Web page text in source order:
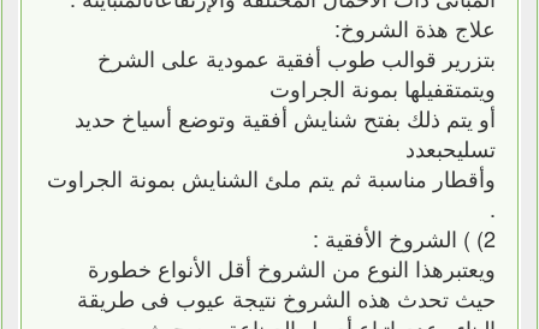
علاج هذة الشروخ:
بتزرير قوالب طوب أفقية عمودية على الشرخ
ويتمتقفيلها بمونة الجراوت
أو يتم ذلك بفتح شنايش أفقية وتوضع أسياخ حديد
تسليحبعدد
وأقطار مناسبة ثم يتم ملئ الشنايش بمونة الجراوت
.
2) ) الشروخ الأفقية :
ويعتبرهذا النوع من الشروخ أقل الأنواع خطورة
حيث تحدث هذه الشروخ نتيجة عيوب فى طريقة